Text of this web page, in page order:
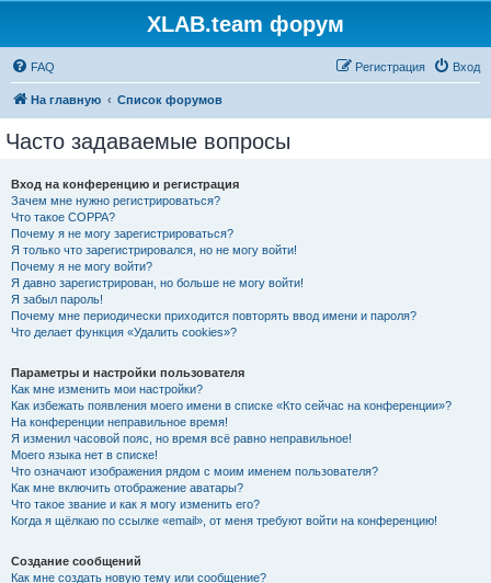
XLAB.team форум
FAQ Вход
Регистрация
На главную Список форумов
Часто задаваемые вопросы
Вход на конференцию и регистрация
Зачем мне нужно регистрироваться?
Что такое COPPA?
Почему я не могу зарегистрироваться?
Я только что зарегистрировался, но не могу войти!
Почему я не могу войти?
Я давно зарегистрирован, но больше не могу войти!
Я забыл пароль!
Почему мне периодически приходится повторять ввод имени и пароля?
Что делает функция «Удалить cookies»?
Параметры и настройки пользователя
Как мне изменить мои настройки?
Как избежать появления моего имени в списке «Кто сейчас на конференции»?
На конференции неправильное время!
Я изменил часовой пояс, но время всё равно неправильное!
Моего языка нет в списке!
Что означают изображения рядом с моим именем пользователя?
Как мне включить отображение аватары?
Что такое звание и как я могу изменить его?
Когда я щёлкаю по ссылке «email», от меня требуют войти на конференцию!
Создание сообщений
Как мне создать новую тему или сообщение?